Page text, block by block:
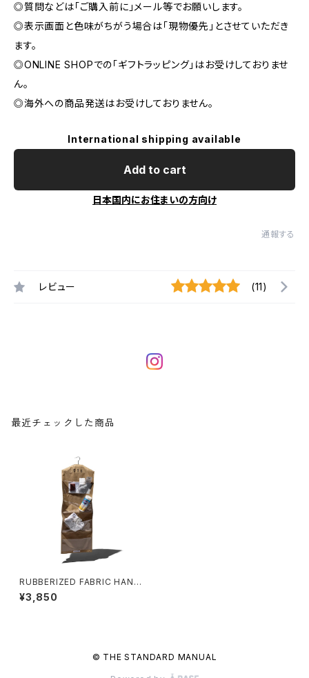
◎質問などは「ご購入前に」メール等でお願いします。
◎表示画面と色味がちがう場合は「現物優先」とさせていただき
ます。
◎ONLINE SHOPでの「ギフトラッピング」はお受けしておりませ
ん。
◎海外への商品発送はお受けしておりません。
International shipping available
Add to cart
日本国内にお住まいの方向け
通報する
レビュー (11)
最近チェックした商品
RUBBERIZED FABRIC HANG
ING ORGANIZER〈ACCESSO
RY 4 POCKETS〉
¥3,850
© THE STANDARD MANUAL